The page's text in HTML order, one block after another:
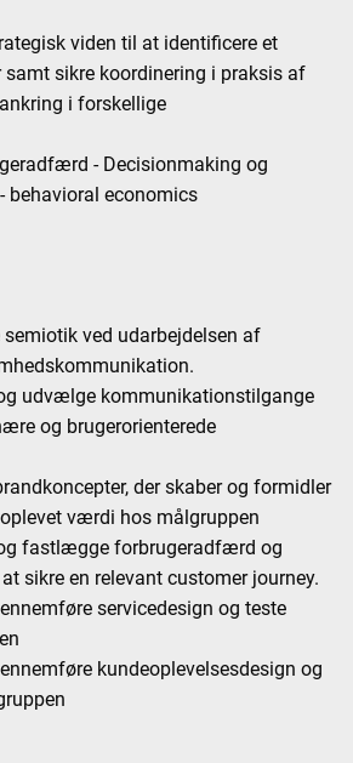
viden til at identificere et
samt sikre koordinering i praksis af
i forskellige
- Decisionmaking og
economics
ved udarbejdelsen af
udvælge kommunikationstilgange
og brugerorienterede
der skaber og formidler
værdi hos målgruppen
fastlægge forbrugeradfærd og
sikre en relevant customer journey.
servicedesign og teste
kundeoplevelsesdesign og